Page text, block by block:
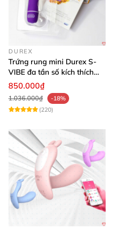
DUREX
Trứng rung mini Durex S-
VIBE đa tần số kích thích
điểm G
850.000₫
1.036.000₫
-18%
(220)